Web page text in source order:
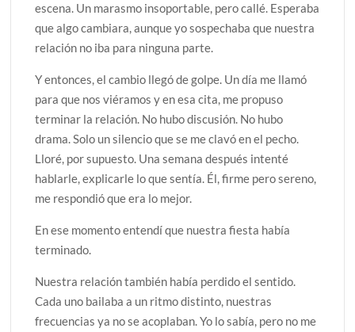
escena. Un marasmo insoportable, pero callé. Esperaba
que algo cambiara, aunque yo sospechaba que nuestra
relación no iba para ninguna parte.
Y entonces, el cambio llegó de golpe. Un día me llamó
para que nos viéramos y en esa cita, me propuso
terminar la relación. No hubo discusión. No hubo
drama. Solo un silencio que se me clavó en el pecho.
Lloré, por supuesto. Una semana después intenté
hablarle, explicarle lo que sentía. Él, firme pero sereno,
me respondió que era lo mejor.
En ese momento entendí que nuestra fiesta había
terminado.
Nuestra relación también había perdido el sentido.
Cada uno bailaba a un ritmo distinto, nuestras
frecuencias ya no se acoplaban. Yo lo sabía, pero no me